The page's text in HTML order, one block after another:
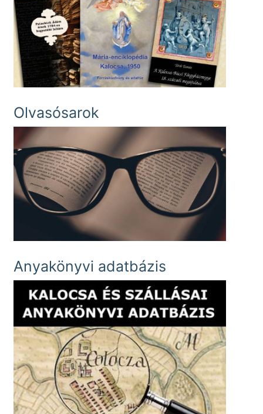
Olvasósarok
Anyakönyvi adatbázis